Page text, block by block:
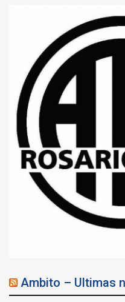
Ambito – Ultimas